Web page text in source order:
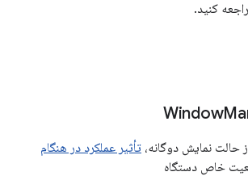
کنید.
تأثیر عملکرد در هنگام
خاص دستگاه